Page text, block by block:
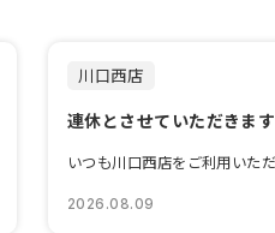
川口西店
2026.08.09
連休とさせていただきます